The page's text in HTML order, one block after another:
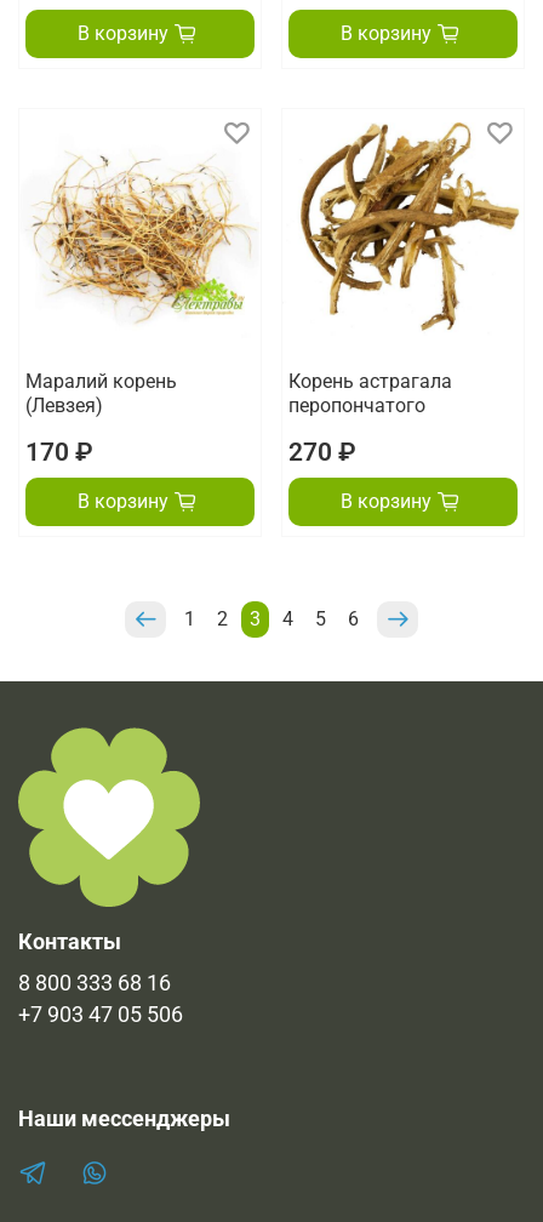
В корзину В корзину
Маралий корень
(Левзея)
170 ₽
В корзину
Корень астрагала
перопончатого
270 ₽
В корзину
1 2 3 4 5 6
Контакты
8 800 333 68 16
+7 903 47 05 506
Наши мессенджеры